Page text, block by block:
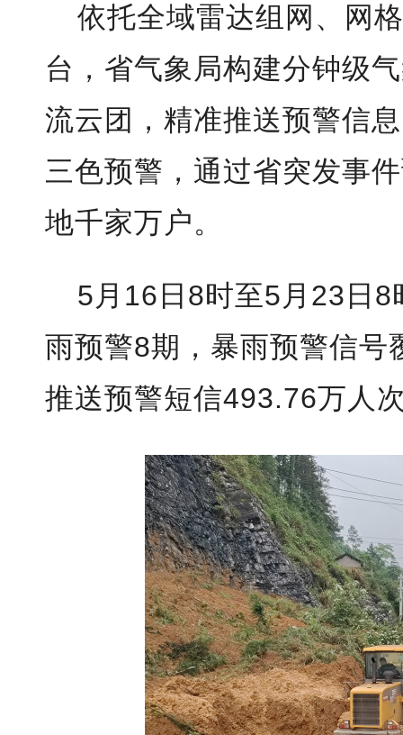
依托全域雷达组网、网
台，省气象局构建分钟级
流云团，精准推送预警信
三色预警，通过省突发事
地千家万户。
5月16日8时至5月23日
雨预警8期，暴雨预警信
推送预警短信493.76万人